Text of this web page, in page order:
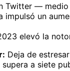
Twitter —
impulsó un
elevó la
Deja de
a siete